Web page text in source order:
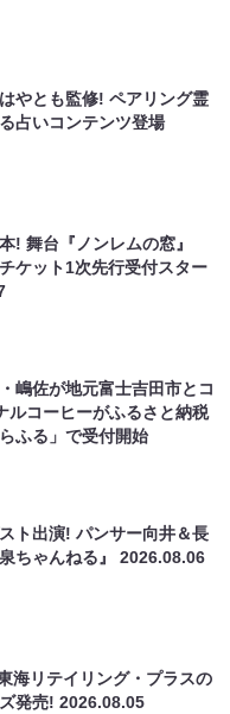
やとも監修! ペアリング霊
占いコンテンツ登場
! 舞台『ノンレムの窓』
ケット1次先行受付スター
嶋佐が地元富士吉田市とコ
ルコーヒーがふるさと納税
ふる」で受付開始
ト出演! パンサー向井＆長
ちゃんねる』2026.08.06
海リテイリング・プラスの
ズ発売!2026.08.05